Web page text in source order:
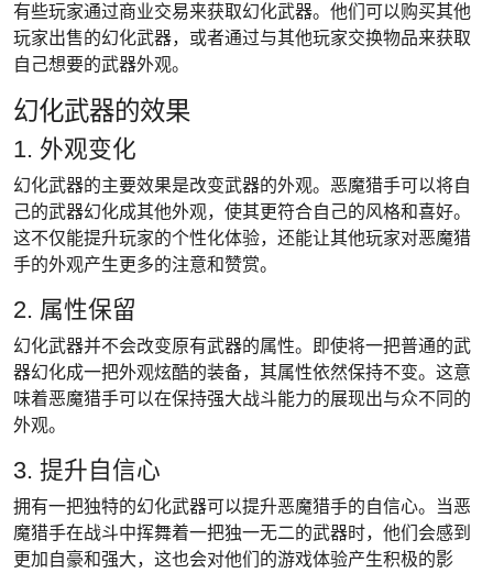
有些玩家通过商业交易来获取幻化武器。他们可以购买其他
玩家出售的幻化武器，或者通过与其他玩家交换物品来获取
自己想要的武器外观。
幻化武器的效果
1. 外观变化
幻化武器的主要效果是改变武器的外观。恶魔猎手可以将自
己的武器幻化成其他外观，使其更符合自己的风格和喜好。
这不仅能提升玩家的个性化体验，还能让其他玩家对恶魔猎
手的外观产生更多的注意和赞赏。
2. 属性保留
幻化武器并不会改变原有武器的属性。即使将一把普通的武
器幻化成一把外观炫酷的装备，其属性依然保持不变。这意
味着恶魔猎手可以在保持强大战斗能力的展现出与众不同的
外观。
3. 提升自信心
拥有一把独特的幻化武器可以提升恶魔猎手的自信心。当恶
魔猎手在战斗中挥舞着一把独一无二的武器时，他们会感到
更加自豪和强大，这也会对他们的游戏体验产生积极的影